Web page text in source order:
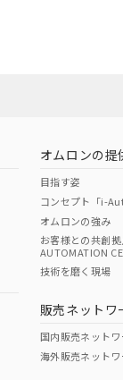
O
オムロンの提
目指す姿
コンセプト「i-
オムロンの強み
お客様との共創拠
AUTOMATION
技術を磨く現場
販売ネットワ
国内販売ネットワ
海外販売ネットワ